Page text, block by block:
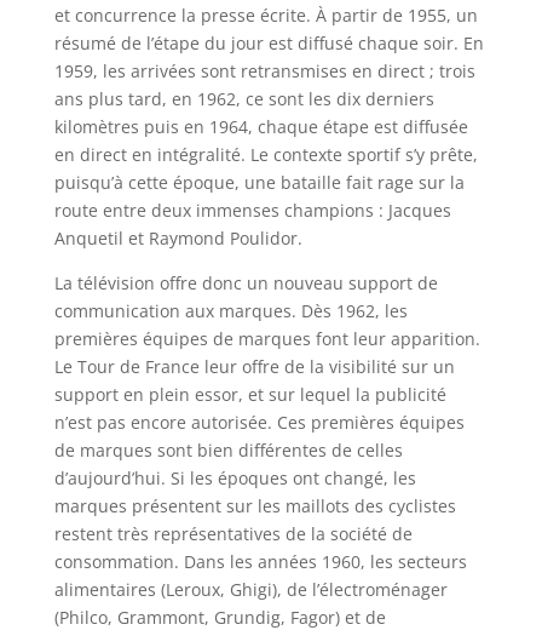
et concurrence la presse écrite. À partir de 1955, un
résumé de l’étape du jour est diffusé chaque soir. En
1959, les arrivées sont retransmises en direct ; trois
ans plus tard, en 1962, ce sont les dix derniers
kilomètres puis en 1964, chaque étape est diffusée
en direct en intégralité. Le contexte sportif s’y prête,
puisqu’à cette époque, une bataille fait rage sur la
route entre deux immenses champions : Jacques
Anquetil et Raymond Poulidor.
La télévision offre donc un nouveau support de
communication aux marques. Dès 1962, les
premières équipes de marques font leur apparition.
Le Tour de France leur offre de la visibilité sur un
support en plein essor, et sur lequel la publicité
n’est pas encore autorisée. Ces premières équipes
de marques sont bien différentes de celles
d’aujourd’hui. Si les époques ont changé, les
marques présentent sur les maillots des cyclistes
restent très représentatives de la société de
consommation. Dans les années 1960, les secteurs
alimentaires (Leroux, Ghigi), de l’électroménager
(Philco, Grammont, Grundig, Fagor) et de